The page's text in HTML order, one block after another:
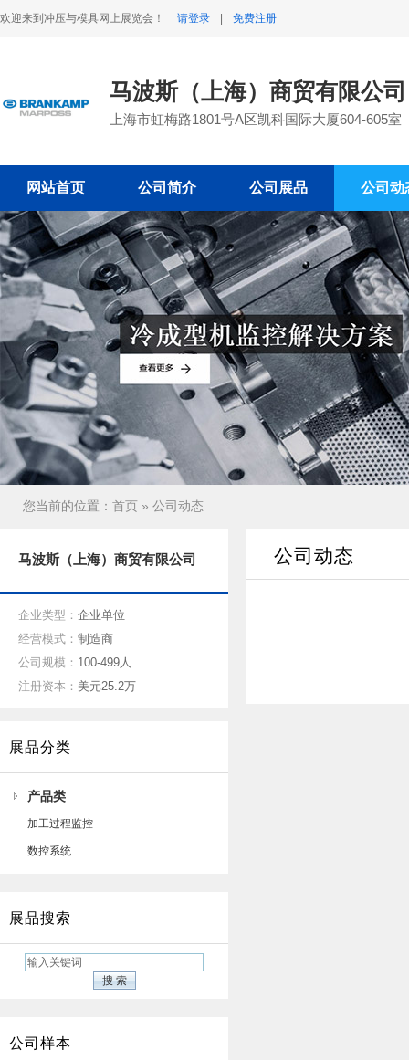
欢迎来到冲压与模具网上展览会！ 请登录 免费注册
马波斯（上海）商贸有限公
上海市虹梅路1801号A区凯科国际大厦604-605室
网站首页 公司简介 公司展品 公司动
您当前的位置： 首页 » 公司动态
马波斯（上海）商贸有限公司
企业类型： 企业单位
经营模式： 制造商
公司规模： 100-499人
注册资本： 美元25.2万
展品分类
产品类
加工过程监控
数控系统
展品搜索
公司样本
公司动态